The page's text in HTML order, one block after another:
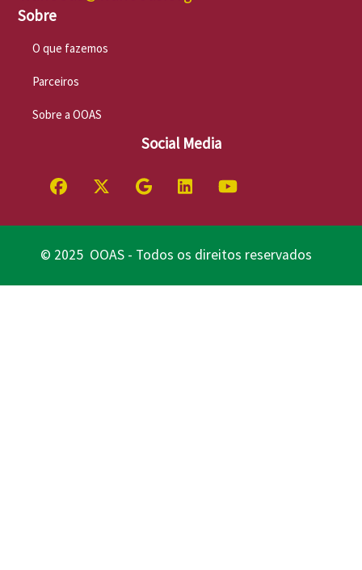
Sobre
O que fazemos
Parceiros
Sobre a OOAS
Social Media
© 2025 OOAS - Todos os direitos reservados